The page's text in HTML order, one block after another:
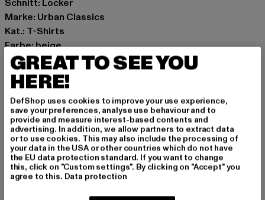
Schnitt: Locker
Marke: Urban Classics
Kat.: T-Shirts
Farbe: beige
Hersteller Farbe: white
Materialzusammensetzung: 100% Baumwolle
Art.Nr: TB8754-00220
Hersteller: TB International GmbH |info@tbint.de
Dr.-Robert-Murjahn-Straße 7 | 64372 Ober-Ramstadt |
DE
GRÖSSE & PASSFORM
GREAT TO SEE YOU
HERE!
DefShop uses cookies to improve your use experience,
save your preferences, analyse use behaviour and to
provide and measure interest-based contents and
advertising. In addition, we allow partners to extract data
or to use cookies. This may also include the processing of
your data in the USA or other countries which do not have
the EU data protection standard. If you want to change
this, click on "Custom settings". By clicking on "Accept" you
agree to this. Data protection